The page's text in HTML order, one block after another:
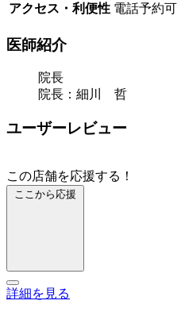
アクセス・利便性 電話予約可
医師紹介
院長
院長：細川 哲
ユーザーレビュー
この店舗を応援する！
ここから応援
詳細を見る